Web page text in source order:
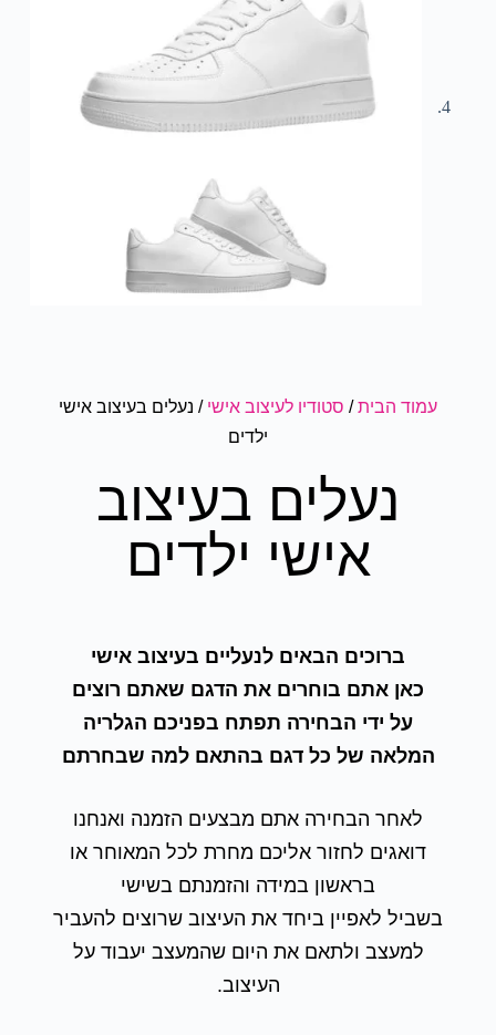
עמוד הבית/ סטודיו לעיצוב אישי / נעלים בעיצוב אישי
ילדים
נעלים בעיצוב
אישי ילדים
ברוכים הבאים לנעליים בעיצוב אישי
כאן אתם בוחרים את הדגם שאתם רוצים
על ידי הבחירה תפתח בפניכם הגלריה
המלאה של כל דגם בהתאם למה שבחרתם
לאחר הבחירה אתם מבצעים הזמנה ואנחנו
דואגים לחזור אליכם מחרת לכל המאוחר או
בראשון במידה והזמנתם בשישי
בשביל לאפיין ביחד את העיצוב שרוצים להעביר
למעצב ולתאם את היום שהמעצב יעבוד על
העיצוב.